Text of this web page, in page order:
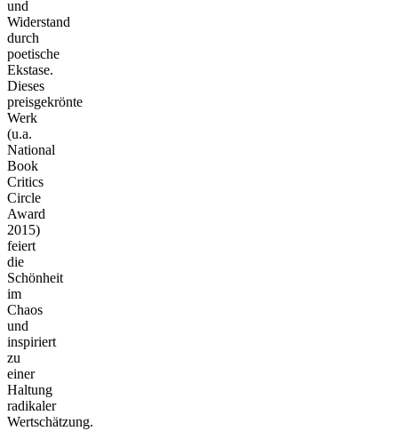
und
Widerstand
durch
poetische
Ekstase.
Dieses
preisgekrönte
Werk
(u.a.
National
Book
Critics
Circle
Award
2015)
feiert
die
Schönheit
im
Chaos
und
inspiriert
zu
einer
Haltung
radikaler
Wertschätzung.